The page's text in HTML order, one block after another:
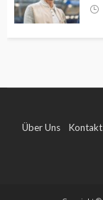
Über Uns Kontakt